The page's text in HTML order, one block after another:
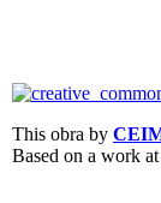
This obra by
Based on a work at